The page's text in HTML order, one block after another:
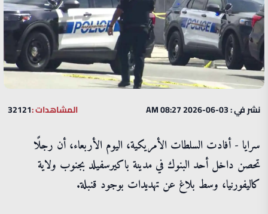
نشر في : 03-06-2026 08:27 AM المشاهدات :32121
سرايا - أفادت السلطات الأمريكية، اليوم الأربعاء، أن رجلًا
تحصن داخل أحد البنوك في مدينة باكيرسفيلد بجنوب ولاية
كاليفورنيا، وسط بلاغ عن تهديدات بوجود قنبلة.